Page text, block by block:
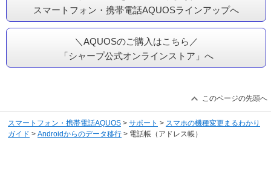
スマートフォン・携帯電話AQUOSラインアップへ
＼AQUOSのご購入はこちら／
「シャープ公式オンラインストア」へ
このページの先頭へ
スマートフォン・携帯電話AQUOS > サポート > スマホの機種変更まるわかり
ガイド > Androidからのデータ移行 > 電話帳（アドレス帳）